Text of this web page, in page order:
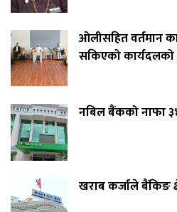
ओलीसहित वर्तमान
सकिएको कार्यदलको
नबिल बैंकको नाफा
खराब कर्जाले बैंकिङ